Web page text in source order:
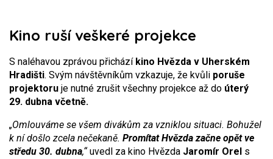
Kino ruší veškeré projekce
S naléhavou zprávou přichází kino Hvězda v Uherském
Hradišti. Svým návštěvníkům vzkazuje, že kvůli poruše
projektoru je nutné zrušit všechny projekce až do úterý
29. dubna včetně.
„Omlouváme se všem divákům za vzniklou situaci. Bohužel
k ní došlo zcela nečekaně. Promítat Hvězda začne opět ve
středu 30. dubna,“uvedl za kino Hvězda Jaromír Orel s